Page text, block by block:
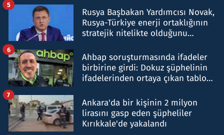
Rusya Başbakan Yardımcısı Novak,
Rusya-Türkiye enerji ortaklığının
stratejik nitelikte olduğunu
5
Ahbap soruşturmasında ifadeler
birbirine girdi: Dokuz şüphelinin
ifadelerinden ortaya çıkan tablo
6
Ankara'da bir kişinin 2 milyon
lirasını gasp eden şüpheliler
Kırıkkale'de yakalandı
7